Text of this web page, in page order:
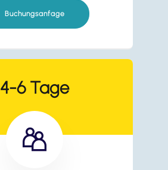
Buchungsanfage
4-6 Tage